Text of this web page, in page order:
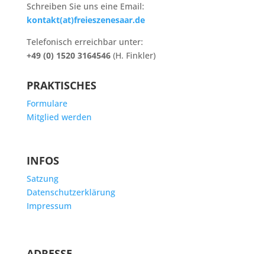
Schreiben Sie uns eine Email:
kontakt(at)freieszenesaar.de
Telefonisch erreichbar unter:
+49 (0) 1520 3164546(H. Finkler)
PRAKTISCHES
Formulare
Mitglied werden
INFOS
Satzung
Datenschutzerklärung
Impressum